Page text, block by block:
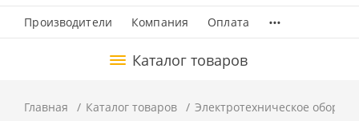
Производители Компания Оплата ...
Каталог товаров
Главная Каталог товаров Электротехническое